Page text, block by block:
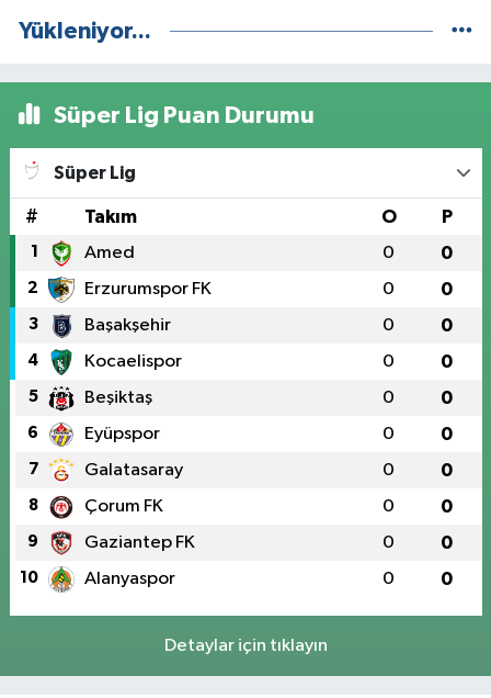
Yükleniyor...
Süper Lig Puan Durumu
Süper Lig
# Takım O P
1 Amed 0 0
2 Erzurumspor FK 0 0
3 Başakşehir 0 0
4 Kocaelispor 0 0
5 Beşiktaş 0 0
6 Eyüpspor 0 0
7 Galatasaray 0 0
8 Çorum FK 0 0
9 Gaziantep FK 0 0
10 Alanyaspor 0 0
Detaylar için tıklayın